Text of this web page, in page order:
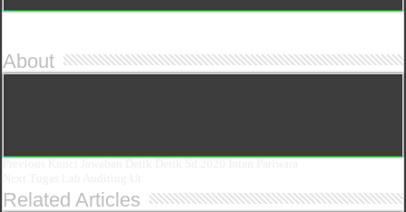
About
Related Articles